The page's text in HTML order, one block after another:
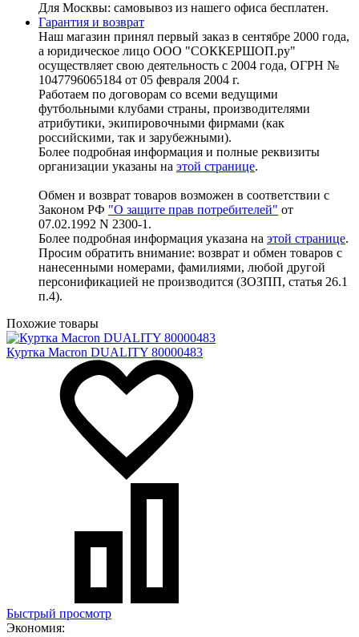
Для Москвы: самовывоз из нашего офиса бесплатен.
Гарантия и возврат
Наш магазин принял первый заказ в сентябре 2000 года,
а юридическое лицо ООО "СОККЕРШОП.ру"
осуществляет свою деятельность с 2004 года, ОГРН №
1047796065184 от 05 февраля 2004 г.
Работаем по договорам со всеми ведущими
футбольными клубами страны, производителями
атрибутики, экипировочными фирмами (как
российскими, так и зарубежными).
Более подробная информация и полные реквизиты
организации указаны на этой странице.
Обмен и возврат товаров возможен в соответствии с
Законом РФ "О защите прав потребителей" от
07.02.1992 N 2300-1.
Более подробная информация указана на этой странице.
Просим обратить внимание: возврат и обмен товаров с
нанесенными номерами, фамилиями, любой другой
персонификацией не производится (ЗОЗПП, статья 26.1
п.4).
Похожие товары
Куртка Macron DUALITY 80000483
Быстрый просмотр
Экономия: